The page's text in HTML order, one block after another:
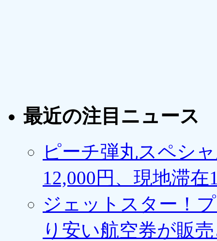
最近の注目ニュース
ピーチ弾丸スペシ
12,000円、現地滞
ジェットスター！
り安い航空券が販